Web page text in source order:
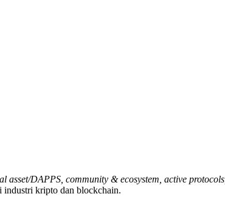
asset/DAPPS, community & ecosystem, active protocols,
industri kripto dan blockchain.